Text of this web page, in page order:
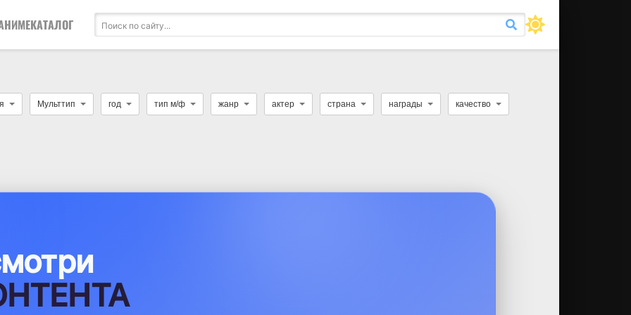
КАТАЛОГ
Мульттип год тип м/ф жанр актер страна награды качество